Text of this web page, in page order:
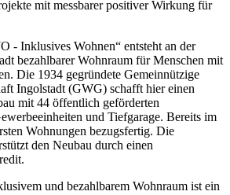
mit messbarer positiver Wirkung für
- Inklusives Wohnen“ entsteht an der
bezahlbarer Wohnraum für Menschen mit
Die 1934 gegründete Gemeinnützige
Ingolstadt (GWG) schafft hier einen
mit 44 öffentlich geförderten
und Tiefgarage. Bereits im
Wohnungen bezugsfertig. Die
den Neubau durch einen
und bezahlbarem Wohnraum ist ein